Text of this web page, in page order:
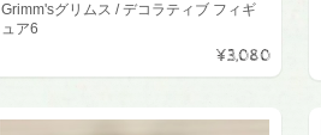
Grimm'sグリムス / デコラティブ フィギ
ュア6
¥3,080